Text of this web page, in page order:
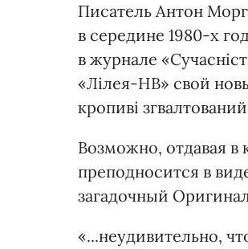
Писатель Антон
в середине 1980-х
в журнале
«Лілея-НВ» свой
кропиві
Возможно, отдавая
преподносится в
загадочный
«...неудивительно,